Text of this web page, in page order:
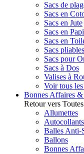
Sacs de
Sacs en
Sacs en Jute
Sacs en
Sacs en
Sacs pliables
Sacs pour
Sacs à Dos
Valises à
Voir tous
Bonnes Affaires &
Retour vers
Allumettes
Autocollants
Balles Anti-
Ballons
Bonnes